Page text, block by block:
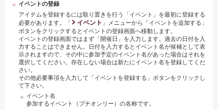
イベントの登録
アイテムを登録するには取り置きを行う「イベント」を最初に登録する
必要があります。「
イベント 」メニューから「イベントを追加する」
ボタンをクリックするとイベントの登録画面へ移動します。
イベントの登録画面ではまず「開催日」を入力します。過去の日付を入
力することはできません。日付を入力するとイベント名が候補として表
示されますので、その中に参加予定のイベント名があった場合はそれを
選択してください。存在しない場合は新たにイベント名を登録してくだ
さい。
その他必要事項を入力して「イベントを登録する」ボタンをクリックし
て下さい。
イベント名
参加するイベント（プチオンリー）の名称です。